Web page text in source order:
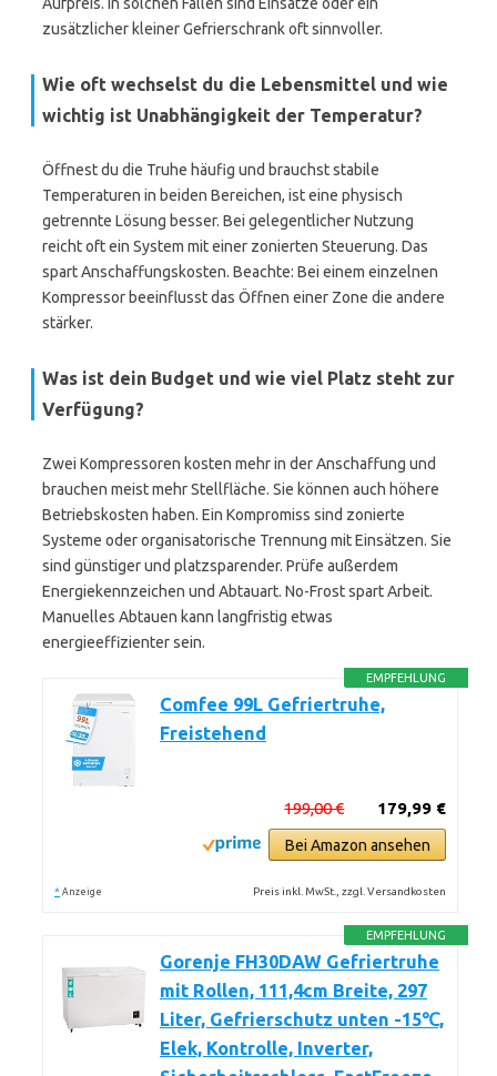
zusätzlicher kleiner Gefrierschrank oft sinnvoller.
Wie oft wechselst du die Lebensmittel und wie
wichtig ist Unabhängigkeit der Temperatur?
Öffnest du die Truhe häufig und brauchst stabile
Temperaturen in beiden Bereichen, ist eine physisch
getrennte Lösung besser. Bei gelegentlicher Nutzung
reicht oft ein System mit einer zonierten Steuerung. Das
spart Anschaffungskosten. Beachte: Bei einem einzelnen
Kompressor beeinflusst das Öffnen einer Zone die andere
stärker.
Was ist dein Budget und wie viel Platz steht zur
Verfügung?
Zwei Kompressoren kosten mehr in der Anschaffung und
brauchen meist mehr Stellfläche. Sie können auch höhere
Betriebskosten haben. Ein Kompromiss sind zonierte
Systeme oder organisatorische Trennung mit Einsätzen. Sie
sind günstiger und platzsparender. Prüfe außerdem
Energiekennzeichen und Abtauart. No-Frost spart Arbeit.
Manuelles Abtauen kann langfristig etwas
energieeffizienter sein.
EMPFEHLUNG
Comfee 99L Gefriertruhe,
Freistehend
179,99 €
199,00 €
Bei Amazon ansehen
* Anzeige Preis inkl. MwSt., zzgl. Versandkosten
EMPFEHLUNG
Gorenje FH30DAW Gefriertruhe
mit Rollen, 111,4cm Breite, 297
Liter, Gefrierschutz unten -15℃,
Elek, Kontrolle, Inverter,